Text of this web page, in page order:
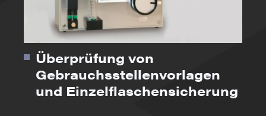
Überprüfung von
Gebrauchsstellenvorlagen
und Einzelflaschensicherung